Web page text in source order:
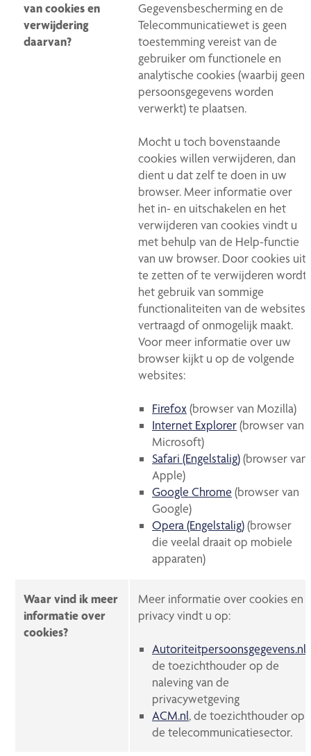
van cookies en
verwijdering
daarvan?
Gegevensbescherming en de
Telecommunicatiewet is geen
toestemming vereist van de
gebruiker om functionele en
analytische cookies (waarbij geen
persoonsgegevens worden
verwerkt) te plaatsen.
Mocht u toch bovenstaande
cookies willen verwijderen, dan
dient u dat zelf te doen in uw
browser. Meer informatie over
het in- en uitschakelen en het
verwijderen van cookies vindt u
met behulp van de Help-functie
van uw browser. Door cookies uit
te zetten of te verwijderen wordt
het gebruik van sommige
functionaliteiten van de websites
vertraagd of onmogelijk maakt.
Voor meer informatie over uw
browser kijkt u op de volgende
websites:
Firefox (browser van Mozilla)
Internet Explorer(browser van
Microsoft)
Safari (Engelstalig)(browser van
Apple)
Google Chrome (browser van
Google)
Opera (Engelstalig)(browser
die veelal draait op mobiele
apparaten)
Waar vind ik meer
informatie over
cookies?
Meer informatie over cookies en
privacy vindt u op:
Autoriteitpersoonsgegevens.nl
de toezichthouder op de
naleving van de
privacywetgeving
ACM.nl, de toezichthouder op
de telecommunicatiesector.